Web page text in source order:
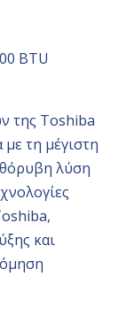
BTU
της Toshiba
τη μέγιστη
λύση
και